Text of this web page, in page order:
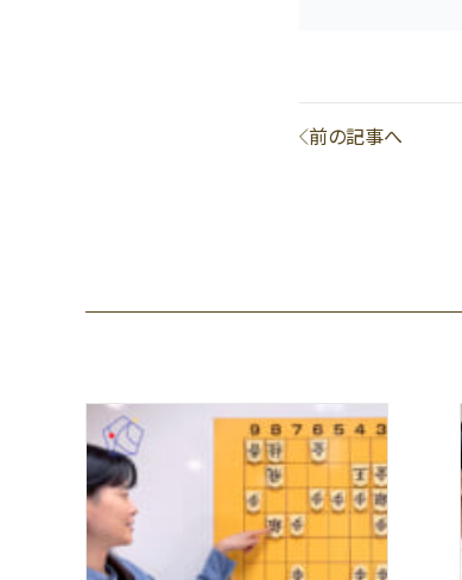
前の記事へ